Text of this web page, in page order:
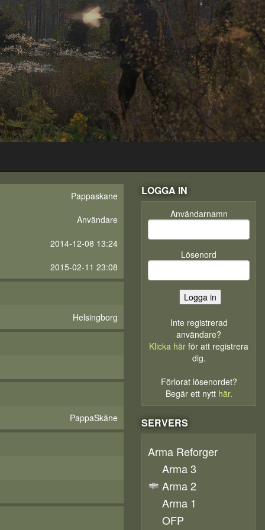
Pappaskane
Användare
2014-12-08 13:24
2015-02-11 23:08
Helsingborg
PappaSkåne
LOGGA IN
Användarnamn
Lösenord
Inte registrerad
användare?
Klicka här för att registrera
dig.
Förlorat lösenordet?
Begär ett nytt här.
SERVERS
Arma Reforger
Arma 3
Arma 2
Arma 1
OFP